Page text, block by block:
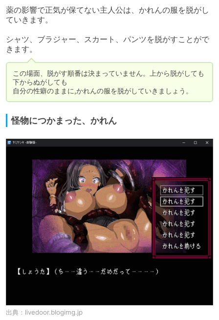
薬の影響で正気が保てない主人公は、かれんの服を脱がし
ていきます。
シャツ、ブラジャー、スカート、パンツを脱がすことがで
きます。
この場面、脱がす順番は決まっていません。上から脱がしても
下からぬがしても
自分の性癖のままに,かれんの服を脱がしていきましょう。
怪物につかまった、かれん
出典： livedoor.blogimg.jp